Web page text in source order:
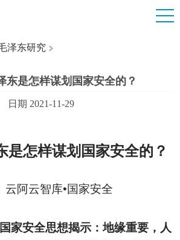
泽东研究
东是怎样谋划国家安全的？
日期 2021-11-29
是怎样谋划国家安全的？
云阿云智库•国家安全
家安全思想揭示：地缘重要，人